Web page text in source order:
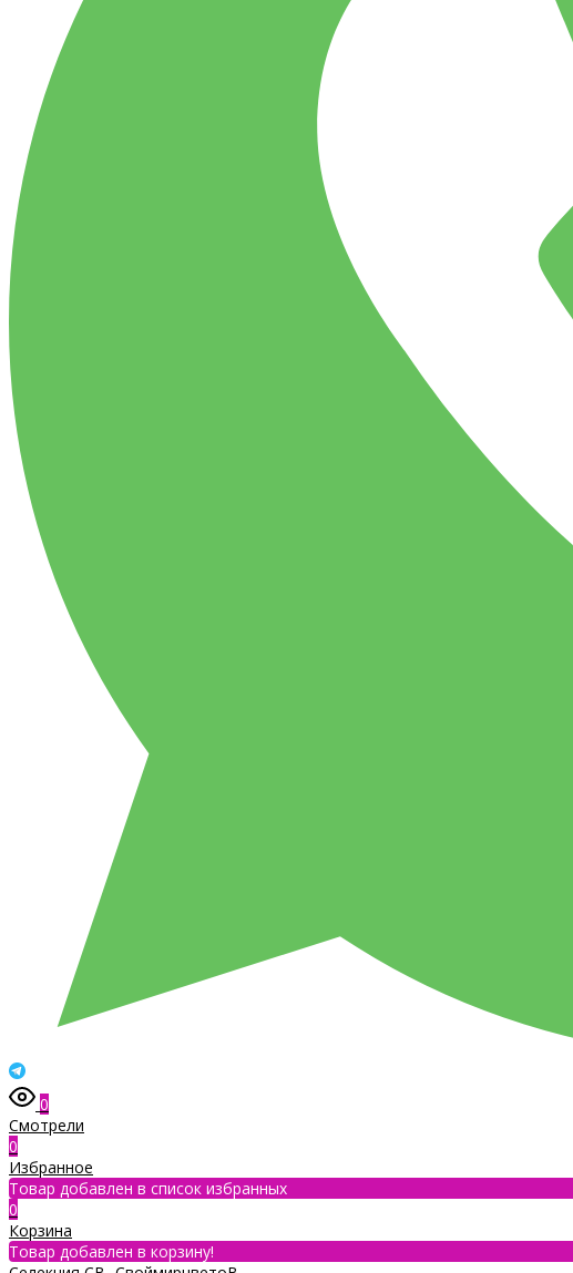
0
Смотрели
0
Избранное
Товар добавлен в список избранных
0
Корзина
Товар добавлен в корзину!